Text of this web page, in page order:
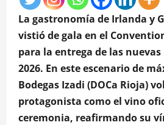
La gastronomía de Irlanda y
vistió de gala en el
para la entrega de las
2026. En este escenario de
Bodegas Izadi (DOCa Rioja)
protagonista como el vino
ceremonia, reafirmando su